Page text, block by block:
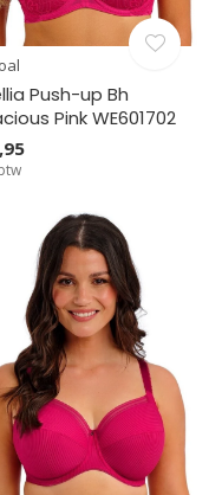
Push-up Bh
Pink WE601702